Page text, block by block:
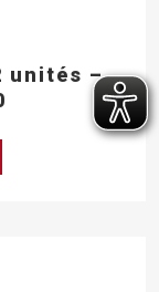
unités –